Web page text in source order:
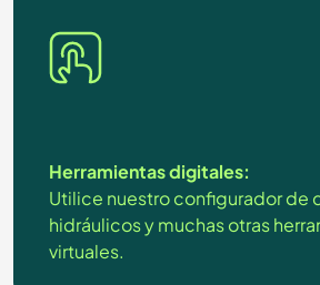
Herramientas digitales:
Utilice nuestro configurador de
hidráulicos y muchas otras
virtuales.